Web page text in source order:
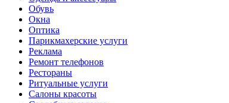
Обувь
Окна
Оптика
Парикмахерские услуги
Реклама
Ремонт телефонов
Рестораны
Ритуальные услуги
Салоны красоты